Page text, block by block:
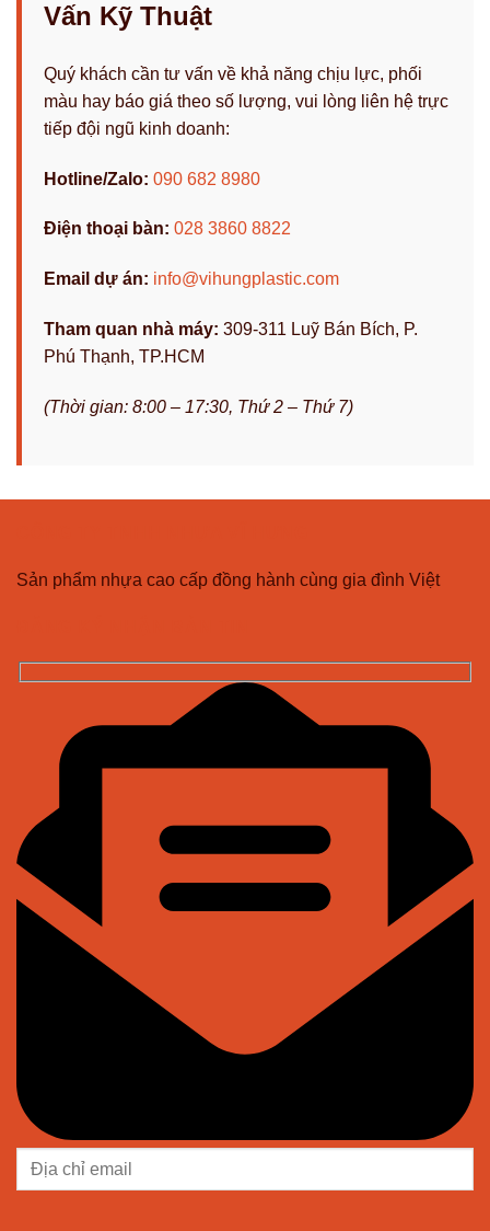
Vấn Kỹ Thuật
Quý khách cần tư vấn về khả năng chịu lực, phối
màu hay báo giá theo số lượng, vui lòng liên hệ trực
tiếp đội ngũ kinh doanh:
Hotline/Zalo: 090 682 8980
Điện thoại bàn: 028 3860 8822
Email dự án: info@vihungplastic.com
Tham quan nhà máy: 309-311 Luỹ Bán Bích, P.
Phú Thạnh, TP.HCM
(Thời gian: 8:00 – 17:30, Thứ 2 – Thứ 7)
Sản phẩm nhựa cao cấp đồng hành cùng gia đình Việt